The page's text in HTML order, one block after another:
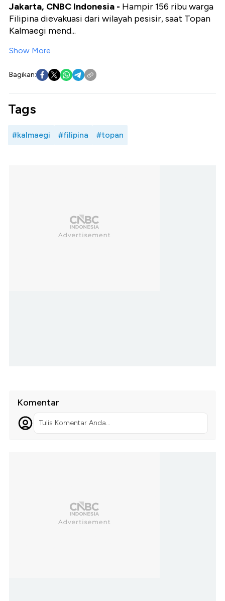
Jakarta, CNBC Indonesia - Hampir 156 ribu warga
Filipina dievakuasi dari wilayah pesisir, saat Topan
Kalmaegi mend...
Show More
Bagikan:
Tags
#kalmaegi #filipina #topan
Komentar
Tulis Komentar Anda...